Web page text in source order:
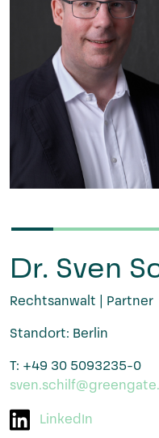
Dr. Sven
Rechtsanwalt | Partner
Standort: Berlin
T: +49 30 5093235-0
LinkedIn